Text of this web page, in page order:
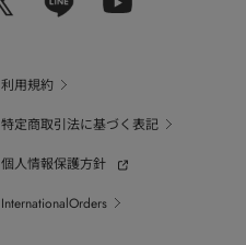
利用規約
特定商取引法に基づく表記
個人情報保護方針
InternationalOrders